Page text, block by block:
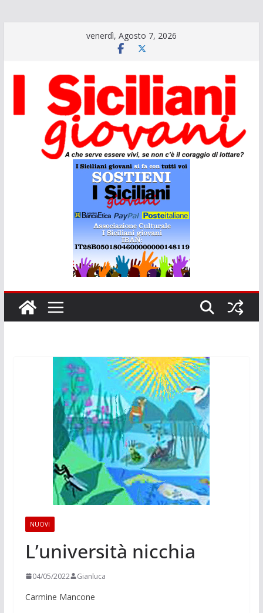
venerdì, Agosto 7, 2026
NUOVI
L’università nicchia
04/05/2022 Gianluca
Carmine Mancone